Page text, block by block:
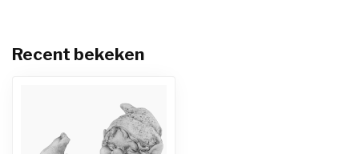
Recent bekeken